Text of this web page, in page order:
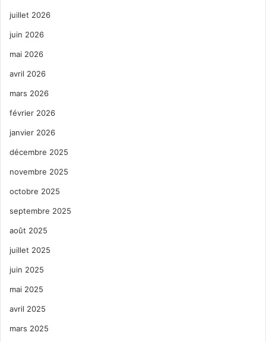
juillet 2026
juin 2026
mai 2026
avril 2026
mars 2026
février 2026
janvier 2026
décembre 2025
novembre 2025
octobre 2025
septembre 2025
août 2025
juillet 2025
juin 2025
mai 2025
avril 2025
mars 2025